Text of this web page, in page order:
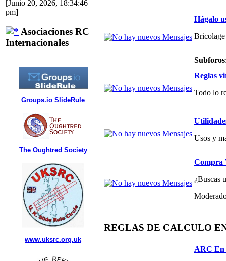
[Junio 20, 2026, 18:34:46
pm]
Asociaciones RC
Internacionales
Groups.io SlideRule
The Oughtred Society
www.uksrc.org.uk
Hágalo
Subforos
Reglas
Todo lo
Usos y
Compra
¿Buscas
REGLAS DE CALCULO
ARC En